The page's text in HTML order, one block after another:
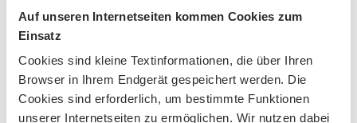
Auf unseren Internetseiten kommen Cookies zum
Einsatz
Cookies sind kleine Textinformationen, die über Ihren
Browser in Ihrem Endgerät gespeichert werden. Die
Cookies sind erforderlich, um bestimmte Funktionen
unserer Internetseiten zu ermöglichen. Wir nutzen dabei
Wir fördern Kreativität und Teamwork in einem offenen
und unterstützenden Arbeitsumfeld und bei uns passen
aber noch mehr! Wirf mal einen Blick auf Deinen
möglichen Arbeitsalltag und Deine Benefits bei uns.